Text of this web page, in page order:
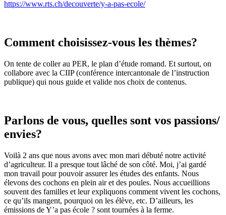
https://www.rts.ch/decouverte/y-a-pas-ecole/
Comment choisissez-vous les thèmes?
On tente de coller au PER, le plan d’étude romand. Et surtout, on
collabore avec la CIIP (conférence intercantonale de l’instruction
publique) qui nous guide et valide nos choix de contenus.
Parlons de vous, quelles sont vos passions/
envies?
Voilà 2 ans que nous avons avec mon mari débuté notre activité
d’agriculteur. Il a presque tout lâché de son côté. Moi, j’ai gardé
mon travail pour pouvoir assurer les études des enfants. Nous
élevons des cochons en plein air et des poules. Nous accueillions
souvent des familles et leur expliquons comment vivent les cochons,
ce qu’ils mangent, pourquoi on les élève, etc. D’ailleurs, les
émissions de Y’a pas école ? sont tournées à la ferme.